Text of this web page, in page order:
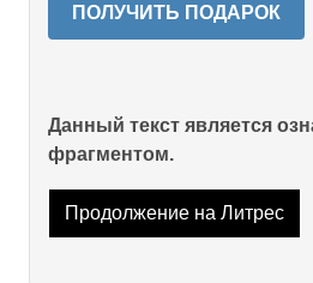
ПОЛУЧИТЬ ПОДАРОК
Данный текст является
фрагментом.
Продолжение на Литрес